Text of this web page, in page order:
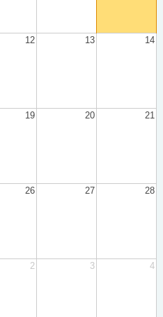
12 13 14
19 20 21
26 27 28
2 3 4